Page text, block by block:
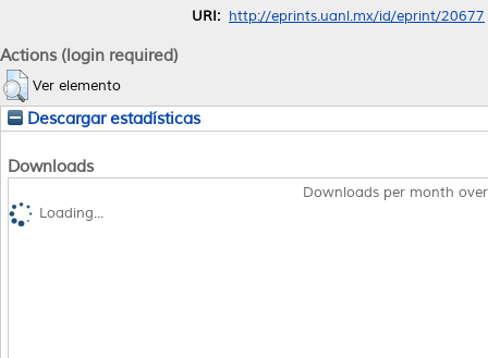
URI: http://eprints.uanl.mx/id/eprint/20677
Actions (login required)
Ver elemento
Descargar estadísticas
Downloads
Downloads per month
Loading...